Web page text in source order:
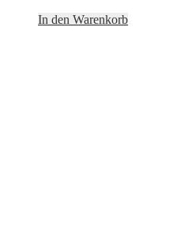
In den Warenkorb